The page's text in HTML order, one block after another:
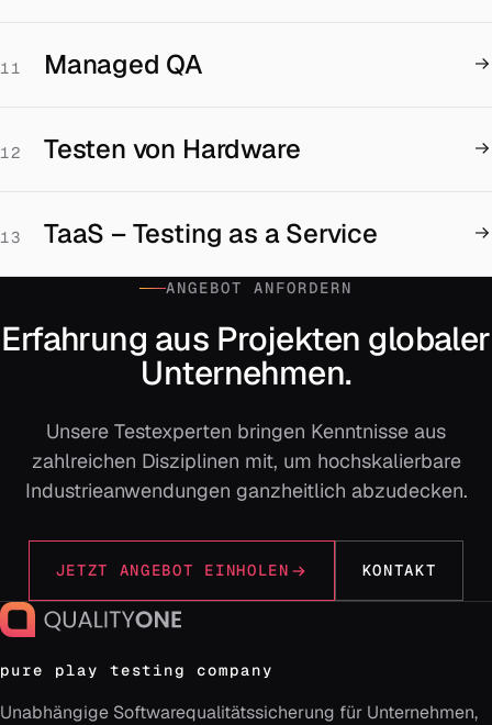
11 Managed QA
12 Testen von Hardware
13 TaaS – Testing as a Service
ANGEBOT ANFORDERN
Erfahrung aus Projekten globaler
Unternehmen.
Unsere Testexperten bringen Kenntnisse aus
zahlreichen Disziplinen mit, um hochskalierbare
Industrieanwendungen ganzheitlich abzudecken.
JETZT ANGEBOT EINHOLEN KONTAKT
pure play testing company
Unabhängige Softwarequalitätssicherung für Unternehmen,